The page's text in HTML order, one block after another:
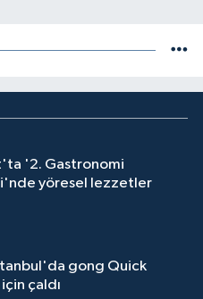
'2. Gastronomi
yöresel lezzetler
gong Quick
çaldı